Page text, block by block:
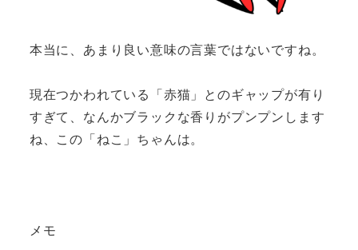
本当に、あまり良い意味の言葉ではないですね。
現在つかわれている「赤猫」とのギャップが有り
すぎて、なんかブラックな香りがプンプンします
ね、この「ねこ」ちゃんは。
メモ